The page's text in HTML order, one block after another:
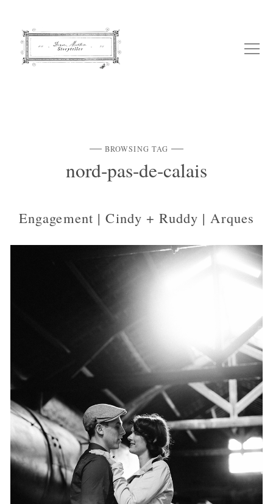
BROWSING TAG
nord-pas-de-calais
Engagement | Cindy + Ruddy | Arques